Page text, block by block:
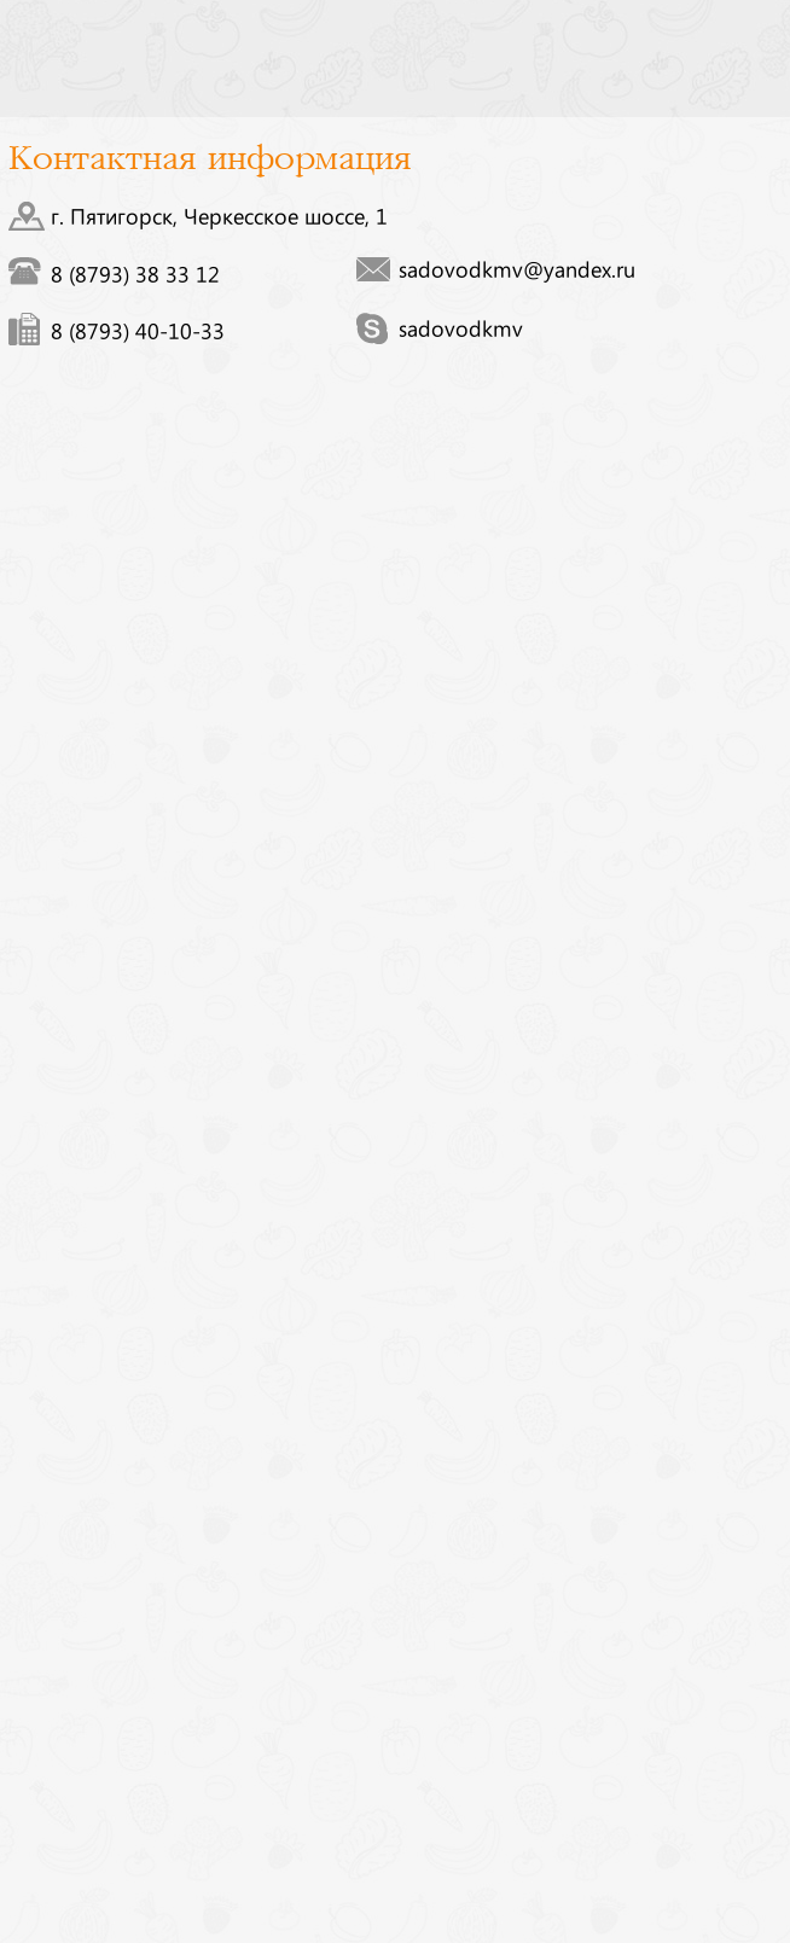
Контактная информация
г. Пятигорск, Черкесское шоссе, 1
8 (8793) 38 33 12
8 (8793) 40-10-33
sadovodkmv@yandex.ru
sadovodkmv